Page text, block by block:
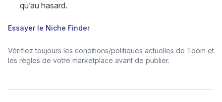
qu’au hasard.
Essayer le Niche Finder
Vérifiez toujours les conditions/politiques actuelles de Toom et
les règles de votre marketplace avant de publier.